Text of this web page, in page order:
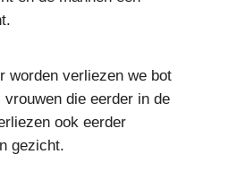
worden verliezen we bot
die eerder in de
ook eerder
gezicht.